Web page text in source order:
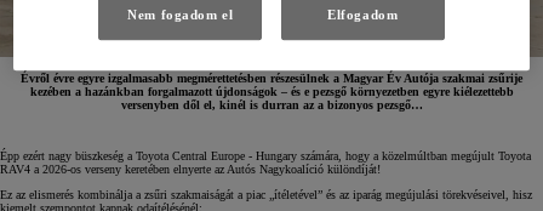
Évről évre egyre izgalmasabb megmérettetésben részesülnek a Magyar Év Autója szakmai zsűrije
kezében a hazánkban forgalmazott újdonságok – és e pezsgő környezetben egyre kiélezettebb
versenyben dől el, kinél is durran az a bizonyos pezsgő…
Épp ezért nagy büszkeség a Toyota Central Europe - Hungary számára, hogy a közelmúltban megújult Toyota
RAV4 a 2026-os verseny keretében elnyerte az Autós Nagykoalíció különdíját!
Ez az elismerés kombinálja a zsűri szakmaiságát a piac „ítéletével” és az iparág megújulási törekvéseivel, hisz
kiemelt szempontot kapnak odaítélésénél:
Nem fogadom el Elfogadom